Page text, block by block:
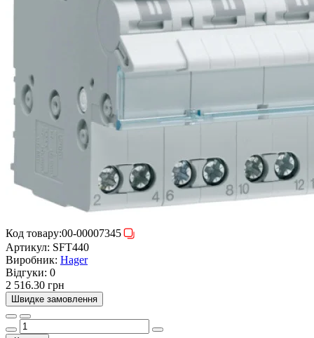
Код товару:00-00007345
Артикул: SFT440
Виробник: Hager
Відгуки: 0
2 516.30 грн
Швидке замовлення